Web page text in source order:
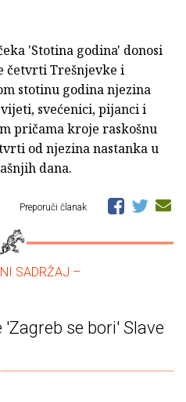
'Stotina godina' donosi
četvrti Trešnjevke i
stotinu godina njezina
svećenici, pijanci i
pričama kroje raskošnu
od njezina nastanka u
dana.
Preporuči članak
SADRŽAJ –
se bori' Slave